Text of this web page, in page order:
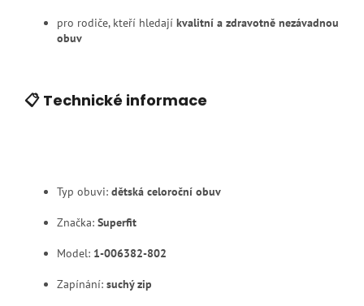
pro rodiče, kteří hledají kvalitní a zdravotně nezávadnou
obuv
📋 Technické informace
Typ obuvi: dětská celoroční obuv
Značka: Superfit
Model: 1-006382-802
Zapínání: suchý zip